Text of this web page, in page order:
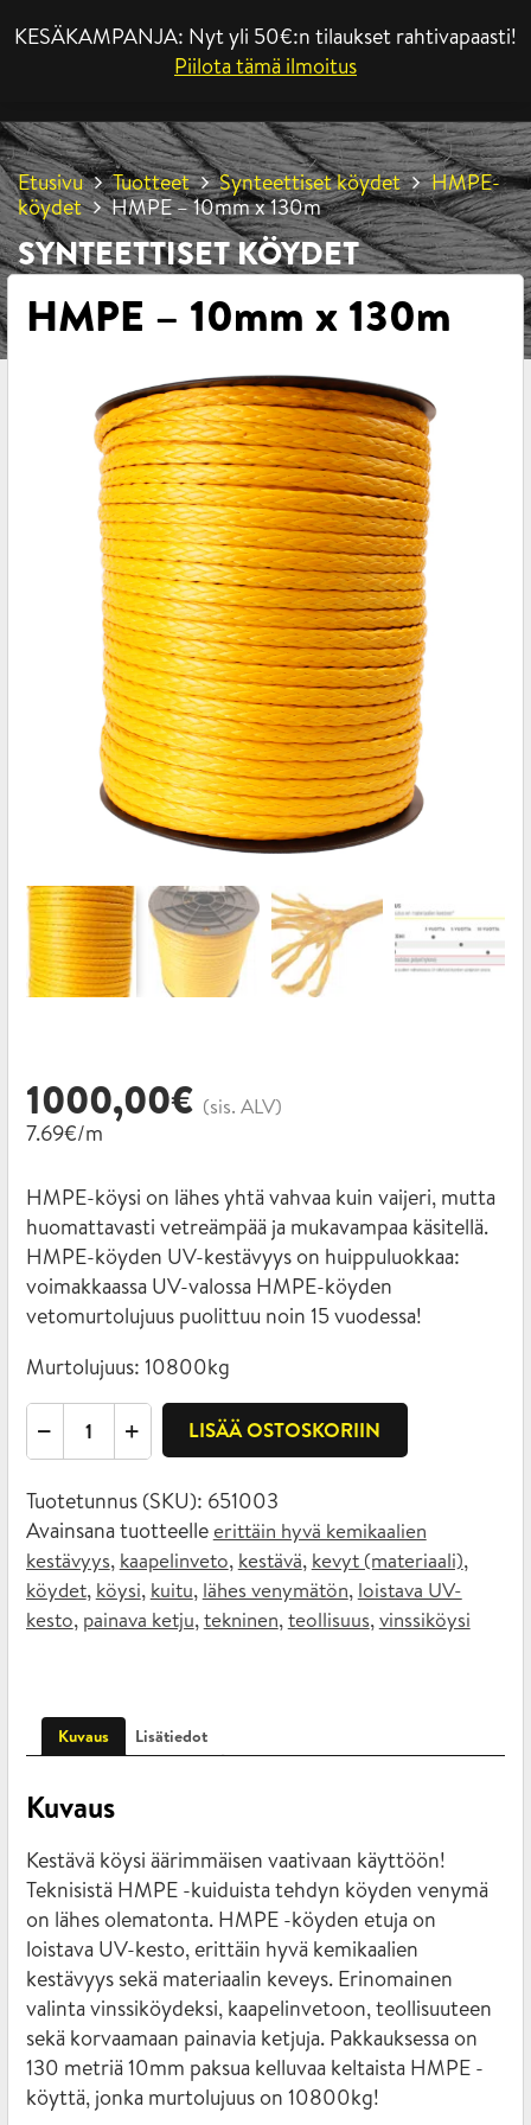
KESÄKAMPANJA: Nyt yli 50€:n tilaukset rahtivapaasti!
Piilota tämä ilmoitus
Etusivu Tuotteet Synteettiset köydet
HMPE-
köydet
HMPE – 10mm x 130m
SYNTEETTISET KÖYDET
HMPE – 10mm x 130m
1000,00€ (sis. ALV)
7.69€/m
HMPE-köysi on lähes yhtä vahvaa kuin vaijeri, mutta
huomattavasti vetreämpää ja mukavampaa käsitellä.
HMPE-köyden UV-kestävyys on huippuluokkaa:
voimakkaassa UV-valossa HMPE-köyden
vetomurtolujuus puolittuu noin 15 vuodessa!
Murtolujuus: 10800kg
x
130m
määrä
LISÄÄ OSTOSKORIIN
Tuotetunnus (SKU): 651003
Avainsana tuotteelle erittäin hyvä kemikaalien
kestävyys, kaapelinveto, kestävä, kevyt (materiaali),
köydet, köysi, kuitu, lähes venymätön, loistava UV-
kesto, painava ketju,tekninen,teollisuus,vinssiköysi
Kuvaus Lisätiedot
Kuvaus
Kestävä köysi äärimmäisen vaativaan käyttöön!
Teknisistä HMPE -kuiduista tehdyn köyden venymä
on lähes olematonta. HMPE -köyden etuja on
loistava UV-kesto, erittäin hyvä kemikaalien
kestävyys sekä materiaalin keveys. Erinomainen
valinta vinssiköydeksi, kaapelinvetoon, teollisuuteen
sekä korvaamaan painavia ketjuja. Pakkauksessa on
130 metriä 10mm paksua kelluvaa keltaista HMPE -
köyttä, jonka murtolujuus on 10800kg!